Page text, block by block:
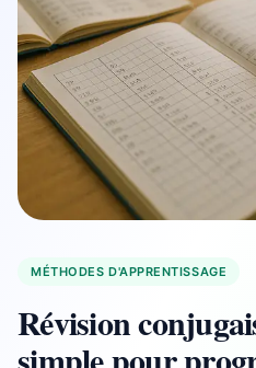
MÉTHODES D'APPRENTISSAGE
Révision